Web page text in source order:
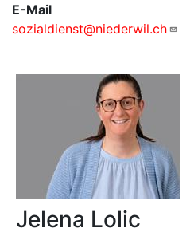
E-Mail
sozialdienst@niederwil.ch
Jelena Lolic